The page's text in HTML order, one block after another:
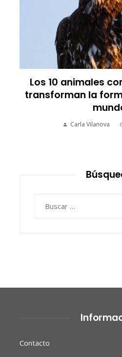
Los 10 animales
transforman la
Carla Vilanova
Contacto